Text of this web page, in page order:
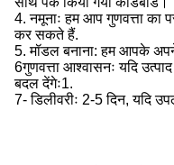
4. नमूनाः हम आप गुणवत्ता का
कर सकते हैं.
5. मॉडल बनाना: हम आपके
6गुणवत्ता आश्वासनः यदि
बदल देंगेः1.
7- डिलीवरीः 2-5 दिन, यदि